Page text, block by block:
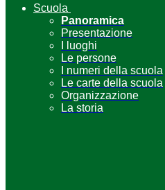
Scuola
Panoramica
Presentazione
I luoghi
Le persone
I numeri della scuola
Le carte della scuola
Organizzazione
La storia